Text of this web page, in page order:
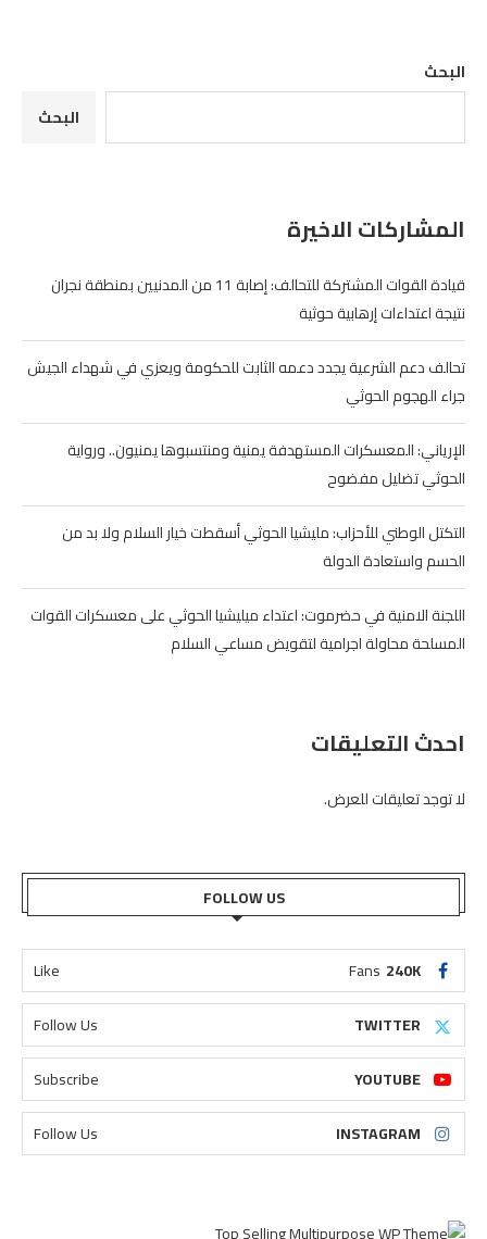
البحث
البحث
المشاركات الاخيرة
قيادة القوات المشتركة للتحالف: إصابة 11 من المدنيين بمنطقة نجران
نتيجة اعتداءات إرهابية حوثية
تحالف دعم الشرعية يجدد دعمه الثابت للحكومة ويعزي في شهداء الجيش
جراء الهجوم الحوثي
الإرياني: المعسكرات المستهدفة يمنية ومنتسبوها يمنيون.. ورواية
الحوثي تضليل مفضوح
التكتل الوطني للأحزاب: مليشيا الحوثي أسقطت خيار السلام ولا بد من
الحسم واستعادة الدولة
اللجنة الامنية في حضرموت: اعتداء ميليشيا الحوثي على معسكرات القوات
المسلحة محاولة اجرامية لتقويض مساعي السلام
احدث التعليقات
لا توجد تعليقات للعرض.
FOLLOW US
240K
Fans
Like
TWITTER
Follow Us
YOUTUBE
Subscribe
INSTAGRAM
Follow Us